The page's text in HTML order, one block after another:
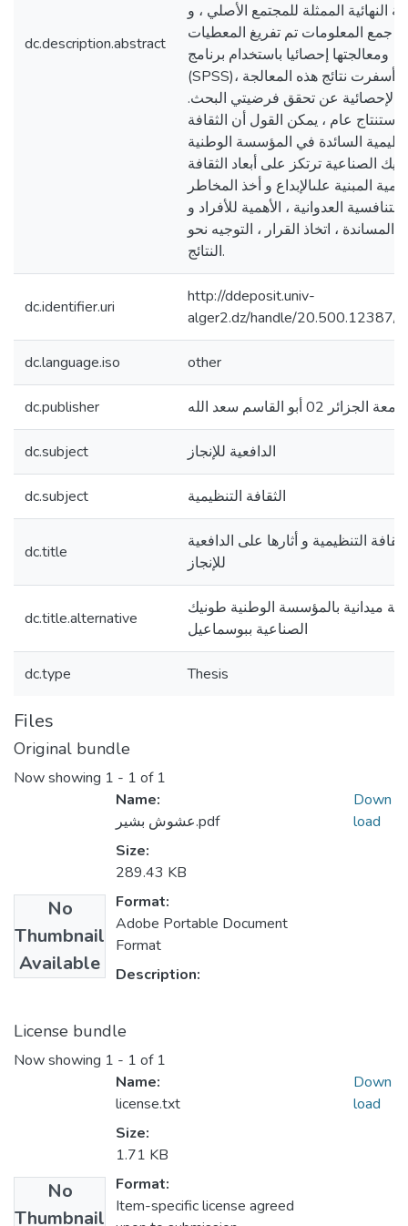
dc.description.abstract
النهائية الممثلة للمجتمع الأصلي ، و
جمع المعلومات تم تفريغ المعطيات
ومعالجتها إحصائيا باستخدام برنامج
(SPSS)، و أسفرت نتائج هذه المعالجة
الإحصائية عن تحقق فرضيتي البحث.
كاستنتاج عام ، يمكن القول أن الثقافة
السائدة في المؤسسة الوطنية
الصناعية ترتكز على أبعاد الثقافة
المبنية علىالإبداع و أخذ المخاطر
التنافسية العدوانية ، الأهمية للأفراد و
المساندة ، اتخاذ القرار ، التوجيه نحو
النتائج.
dc.identifier.uri
http://ddeposit.univ-
alger2.dz/handle/20.500.12387/
dc.language.iso other
dc.publisher الجزائر 02 أبو القاسم سعد الله
dc.subject الدافعية للإنجاز
dc.subject الثقافة التنظيمية
dc.title
التنظيمية و أثارها على الدافعية
للإنجاز
dc.title.alternative
ميدانية بالمؤسسة الوطنية طونيك
الصناعية ببوسماعيل
dc.type Thesis
Files
Original bundle
Now showing 1 - 1 of 1
No
Thumbnail
Available
Name:
عشوش بشير.pdf
Size:
289.43 KB
Format:
Adobe Portable Document
Format
Description:
Down
load
License bundle
Now showing 1 - 1 of 1
No
Thumbnail
Name:
license.txt
Size:
1.71 KB
Format:
Item-specific license agreed
Down
load